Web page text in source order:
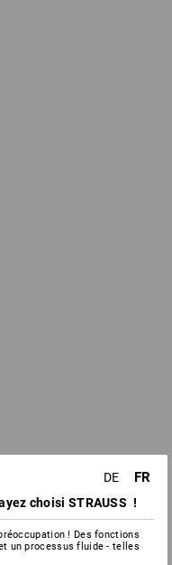
DE FR
choisi STRAUSS !
! Des fonctions
un processus fluide - telles